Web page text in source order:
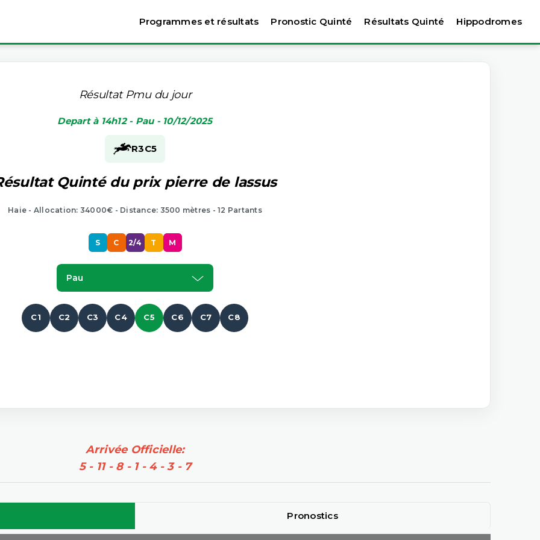
Programmes et résultats Pronostic Quinté Résultats Quinté Hippodromes
Résultat Pmu du jour
Depart à 14h12 - Pau - 10/12/2025
R3C5
Quinté du prix pierre de lassus
Haie - Allocation: 34000€ - Distance: 3500 mètres - 12 Partants
S C 2/4 T M
Pau
C1 C2 C3 C4 C5 C6 C7 C8
Arrivée Officielle:
5 - 11 - 8 - 1 - 4 - 3 - 7
Pronostics